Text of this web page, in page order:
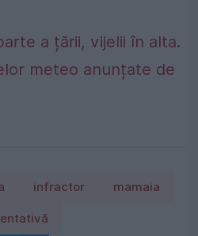
a țării, vijelii în alta.
meteo anunțate de
infractor mamaia